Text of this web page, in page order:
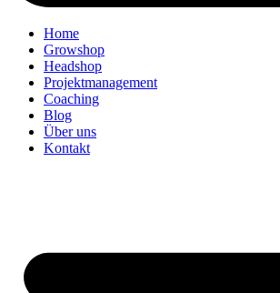
Home
Growshop
Headshop
Projektmanagement
Coaching
Blog
Über uns
Kontakt